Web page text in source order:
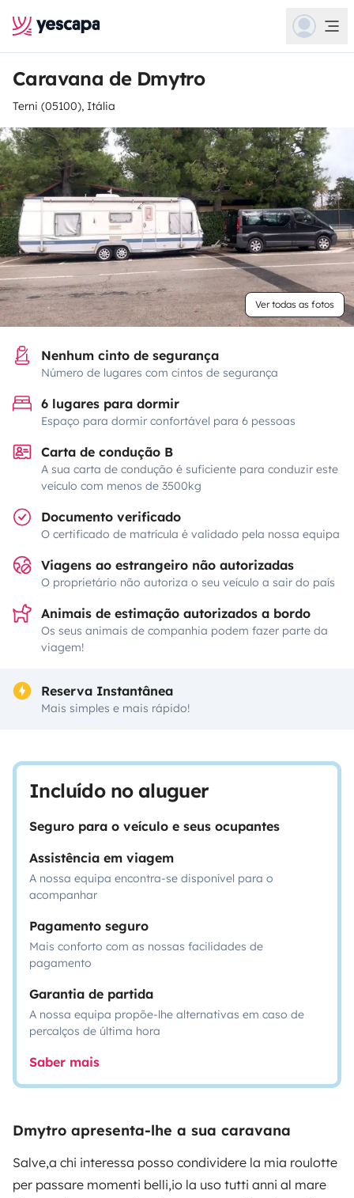
Caravana de Dmytro
Terni (05100), Itália
Ver todas as fotos
Nenhum cinto de segurança
Número de lugares com cintos de segurança
6 lugares para dormir
Espaço para dormir confortável para 6 pessoas
Carta de condução B
A sua carta de condução é suficiente para conduzir este
veículo com menos de 3500kg
Documento verificado
O certificado de matrícula é validado pela nossa equipa
Viagens ao estrangeiro não autorizadas
O proprietário não autoriza o seu veículo a sair do país
Animais de estimação autorizados a bordo
Os seus animais de companhia podem fazer parte da
viagem!
Reserva Instantânea
Mais simples e mais rápido!
Incluído no aluguer
Seguro para o veículo e seus ocupantes
Assistência em viagem
A nossa equipa encontra-se disponível para o
acompanhar
Pagamento seguro
Mais conforto com as nossas facilidades de
pagamento
Garantia de partida
A nossa equipa propõe-lhe alternativas em caso de
percalços de última hora
Saber mais
Dmytro apresenta-lhe a sua caravana
Salve,a chi interessa posso condividere la mia roulotte
per passare momenti belli,io la uso tutti anni al mare